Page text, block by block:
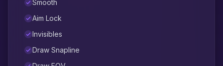
Smooth
Aim Lock
Invisibles
Draw Snapline